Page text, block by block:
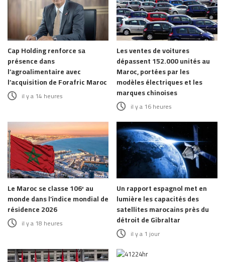
Cap Holding renforce sa
présence dans
l’agroalimentaire avec
l’acquisition de Forafric Maroc
il y a 14 heures
Les ventes de voitures
dépassent 152.000 unités au
Maroc, portées par les
modèles électriques et les
marques chinoises
il y a 16 heures
Le Maroc se classe 106ᵉ au
monde dans l’indice mondial de
résidence 2026
il y a 18 heures
Un rapport espagnol met en
lumière les capacités des
satellites marocains près du
détroit de Gibraltar
il y a 1 jour